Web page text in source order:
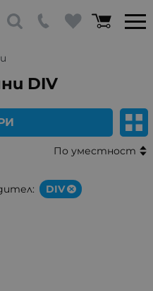
DIV
По уместност
DIV